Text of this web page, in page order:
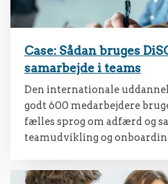
Case: Sådan bruges
samarbejde i teams
Den internationale
godt 600 medarbejdere
fælles sprog om adfærd og
teamudvikling og